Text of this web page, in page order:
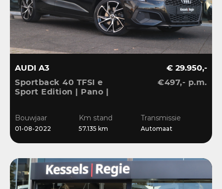
AUDI A3
Sportback 40 TFSI e
Sport Edition | Pano |
Stoelverwarming
€ 29.950,-
€497,- p.m.
Bouwjaar
01-08-2022
Km stand
57.135 km
Transmissie
Automaat